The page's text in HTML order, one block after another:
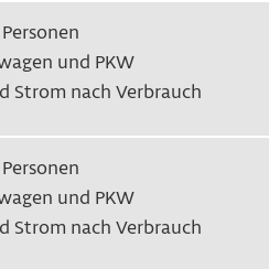
und PKW
Strom nach Verbrauch
und PKW
Strom nach Verbrauch